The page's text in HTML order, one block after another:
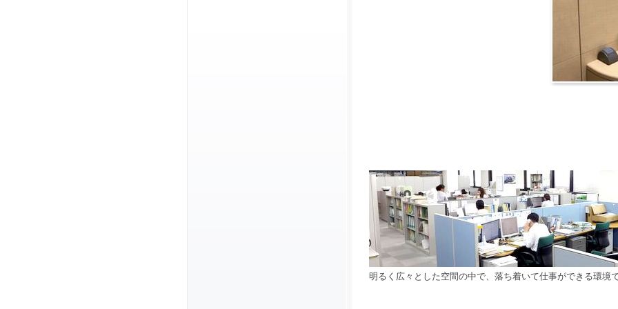
明るく広々とした空間の中で、落ち着いて仕事ができる環境